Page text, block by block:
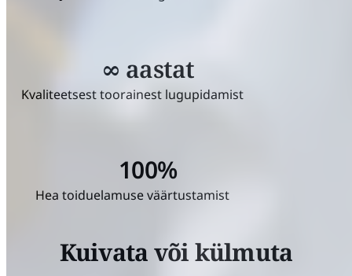
Kvaliteetsest toorainest lugupidamist
∞ aastat
Hea toiduelamuse väärtustamist
100%
Kuivata või külmuta